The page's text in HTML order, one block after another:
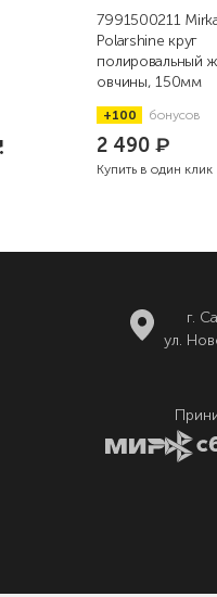
7991500211
Polarshine круг
полировальный
овчины, 150мм
+100 бонусов
2 490₽
Купить в один клик
г.
ул.